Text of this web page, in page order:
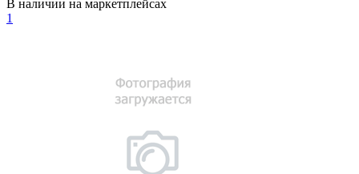
В наличии на маркетплейсах
1